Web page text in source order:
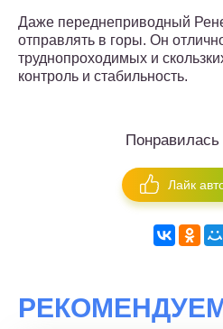
Даже переднеприводный
отправлять в горы. Он
труднопроходимых и
контроль и стабильность.
Понравилась
Лайк